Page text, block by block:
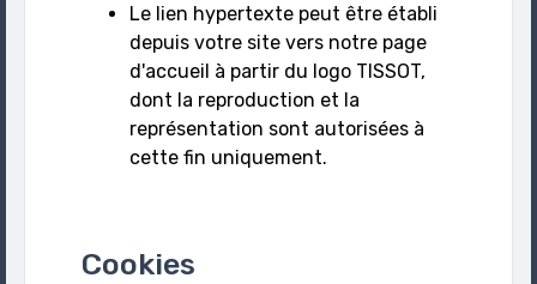
Le lien hypertexte peut être établi
depuis votre site vers notre page
d'accueil à partir du logo TISSOT,
dont la reproduction et la
représentation sont autorisées à
cette fin uniquement.
Cookies